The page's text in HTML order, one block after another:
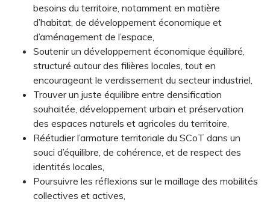
besoins du territoire, notamment en matière
d’habitat, de développement économique et
d’aménagement de l’espace,
Soutenir un développement économique équilibré,
structuré autour des filières locales, tout en
encourageant le verdissement du secteur industriel,
Trouver un juste équilibre entre densification
souhaitée, développement urbain et préservation
des espaces naturels et agricoles du territoire,
Réétudier l’armature territoriale du SCoT dans un
souci d’équilibre, de cohérence, et de respect des
identités locales,
Poursuivre les réflexions sur le maillage des mobilités
collectives et actives,